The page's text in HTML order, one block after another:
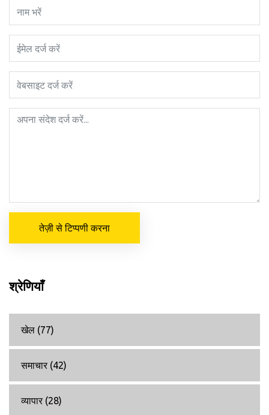
तेज़ी से टिप्पणी करना
श्रेणियाँ
खेल (77)
समाचार (42)
व्यापार (28)